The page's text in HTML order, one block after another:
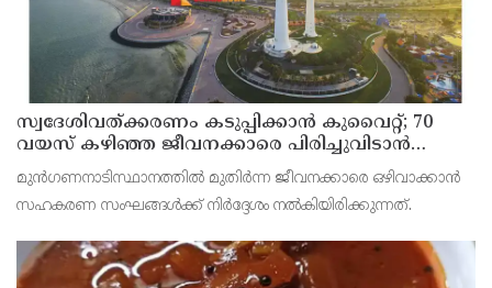
സ്വദേശിവത്ക്കരണം കടുപ്പിക്കാന്‍ കുവൈറ്റ്; 70
വയസ് കഴിഞ്ഞ ജീവനക്കാരെ പിരിച്ചുവിടാന്‍
തീരുമാനം
മുന്‍ഗണനാടിസ്ഥാനത്തില്‍ മുതിര്‍ന്ന ജീവനക്കാരെ ഒഴിവാക്കാന്‍
സഹകരണ സംഘങ്ങള്‍ക്ക് നിര്‍ദ്ദേശം നല്‍കിയിരിക്കുന്നത്.